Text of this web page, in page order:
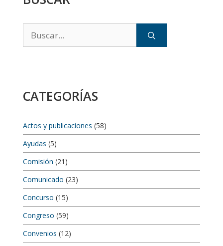
CATEGORÍAS
Actos y publicaciones (58)
Ayudas (5)
Comisión (21)
Comunicado (23)
Concurso (15)
Congreso (59)
Convenios (12)